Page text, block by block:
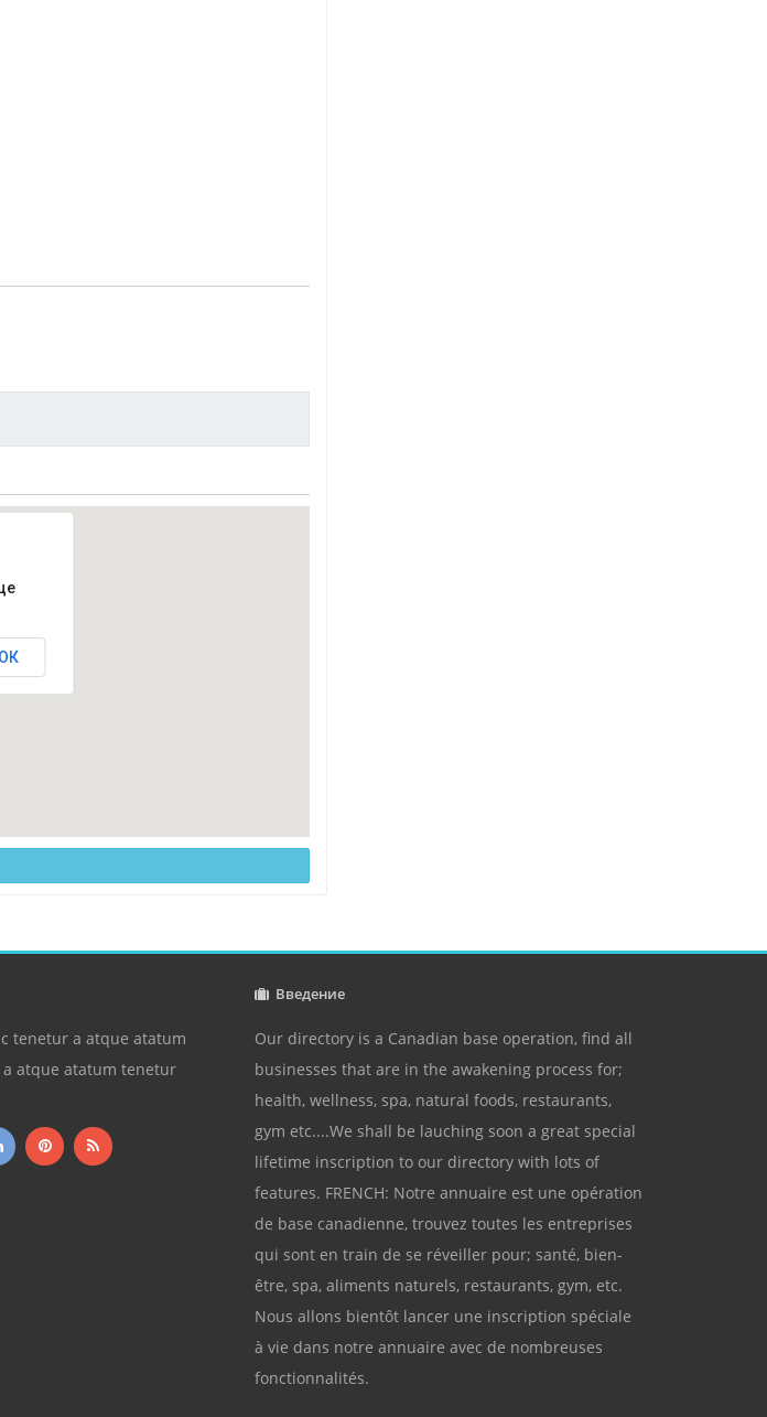
ОК
tenetur a atque atatum
atque atatum tenetur
Введение
Our directory is a Canadian base operation, find all
businesses that are in the awakening process for;
health, wellness, spa, natural foods, restaurants,
gym etc....We shall be lauching soon a great special
lifetime inscription to our directory with lots of
features. FRENCH: Notre annuaire est une opération
de base canadienne, trouvez toutes les entreprises
qui sont en train de se réveiller pour; santé, bien-
être, spa, aliments naturels, restaurants, gym, etc.
Nous allons bientôt lancer une inscription spéciale
à vie dans notre annuaire avec de nombreuses
fonctionnalités.